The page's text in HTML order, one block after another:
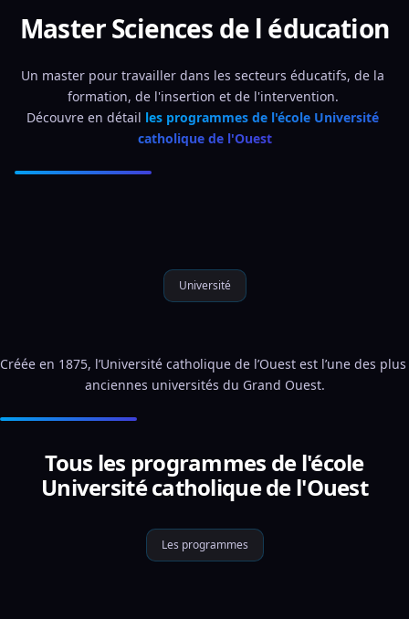
Master Sciences de l éducation
Un master pour travailler dans les secteurs éducatifs, de la
formation, de l'insertion et de l'intervention.
Découvre en détail les programmes de l'école Université
catholique de l'Ouest
Université
Créée en 1875, l’Université catholique de l’Ouest est l’une des plus
anciennes universités du Grand Ouest.
Tous les programmes de l'école
Université catholique de l'Ouest
Les programmes